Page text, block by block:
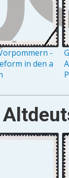
-
in den a